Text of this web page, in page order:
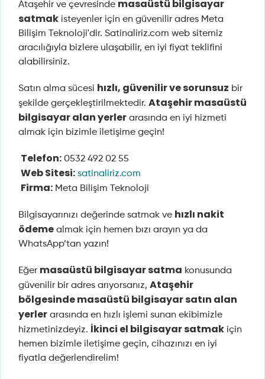
Ataşehir ve çevresinde masaüstü bilgisayar
satmak isteyenler için en güvenilir adres Meta
Bilişim Teknoloji'dir. Satinaliriz.com web sitemiz
aracılığıyla bizlere ulaşabilir, en iyi fiyat teklifini
alabilirsiniz.
Satın alma sücesi hızlı, güvenilir ve sorunsuz bir
şekilde gerçekleştirilmektedir. Ataşehir masaüstü
bilgisayar alan yerler arasında en iyi hizmeti
almak için bizimle iletişime geçin!
Telefon: 0532 492 02 55
Web Sitesi: satinaliriz.com
Firma: Meta Bilişim Teknoloji
Bilgisayarınızı değerinde satmak ve hızlı nakit
ödeme almak için hemen bızı arayın ya da
WhatsApp’tan yazın!
Eğer masaüstü bilgisayar satma konusunda
güvenilir bir adres arıyorsanız, Ataşehir
bölgesinde masaüstü bilgisayar satın alan
yerler arasında en hızlı işlemi sunan ekibimizle
hizmetinizdeyiz. İkinci el bilgisayar satmak için
hemen bizimle iletişime geçin, cihazınızı en iyi
fiyatla değerlendirelim!